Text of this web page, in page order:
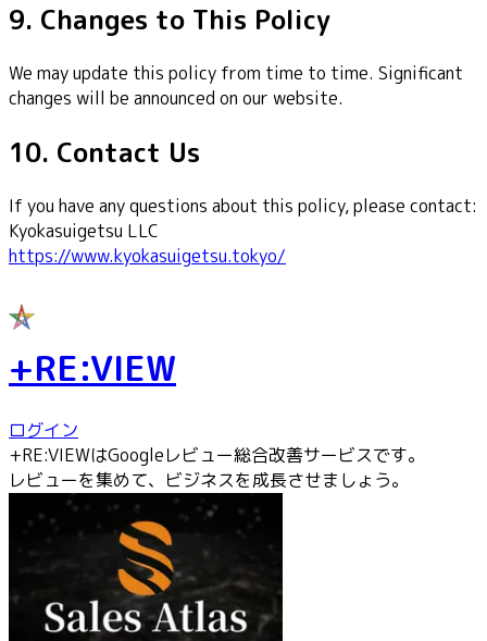
9. Changes to This Policy
We may update this policy from time to time. Significant
changes will be announced on our website.
10. Contact Us
If you have any questions about this policy, please contact:
Kyokasuigetsu LLC
https://www.kyokasuigetsu.tokyo/
+RE:VIEW
ログイン
+RE:VIEWはGoogleレビュー総合改善サービスです。
レビューを集めて、ビジネスを成長させましょう。